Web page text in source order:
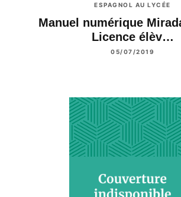
ESPAGNOL AU LYCÉE
Manuel numérique
Licence élèv…
05/07/2019